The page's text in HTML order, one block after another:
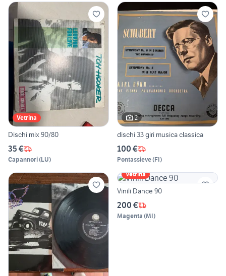
Vetrina
Dischi mix 90/80
35 €
Capannori(LU)
2
dischi 33 giri musica classica
100 €
Pontassieve(FI)
Vetrina
Vinili Dance 90
200 €
Magenta (MI)